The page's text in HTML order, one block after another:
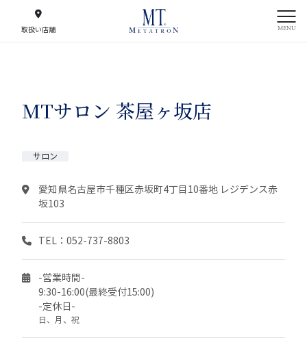
取扱い店舗 MENU
MTサロン 茶屋ヶ坂店
サロン
愛知県名古屋市千種区赤坂町4丁目10番地 レジデンス赤
坂103
TEL：052-737-8803
-営業時間-
9:30-16:00(最終受付15:00)
-定休日-
日、月、祝